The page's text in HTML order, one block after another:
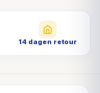
14 dagen retour